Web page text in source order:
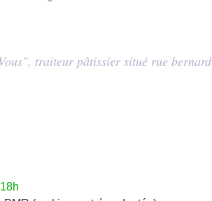
traiteur pâtissier situé rue bernard